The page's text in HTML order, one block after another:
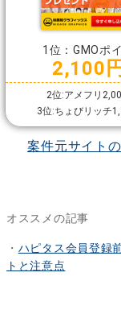
1位：GMOポ
2,100円
2位:アメフリ
3位:ちょびリッチ
案件元サイト
オススメの記事
・ ハピタス会員登録
トと注意点